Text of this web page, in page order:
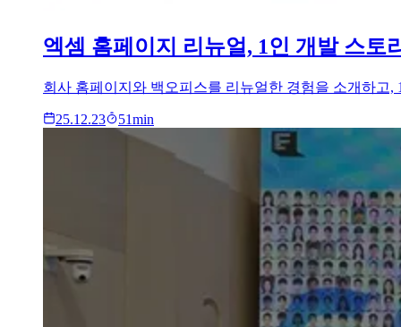
엑셈 홈페이지 리뉴얼, 1인 개발 스토
회사 홈페이지와 백오피스를 리뉴얼한 경험을 소개하고
25.12.23 51min